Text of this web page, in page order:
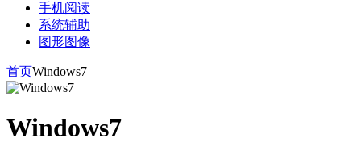
手机阅读
系统辅助
图形图像
首页Windows7
Windows7